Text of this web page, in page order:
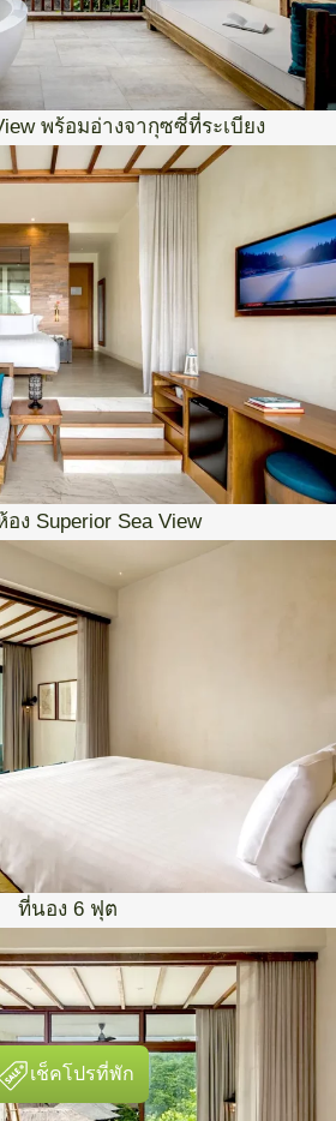
พร้อมอ่างจากุซซี่ที่ระเบียง
ง Superior Sea View
ที่นอง 6 ฟุต
เช็คโปรที่พัก